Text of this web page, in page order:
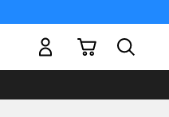
Mi carrito